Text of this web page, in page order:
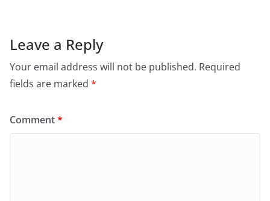
Leave a Reply
Your email address will not be published. Required
fields are marked *
Comment*